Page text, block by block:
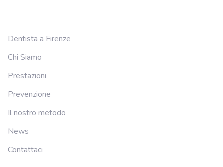
Dentista a Firenze
Chi Siamo
Prestazioni
Prevenzione
Il nostro metodo
News
Contattaci